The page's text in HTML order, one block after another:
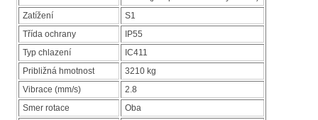
Zatížení
S1
Třída ochrany
IP55
Typ chlazení
IC411
Približná hmotnost
3210 kg
Vibrace (mm/s)
2.8
Smer rotace
Oba